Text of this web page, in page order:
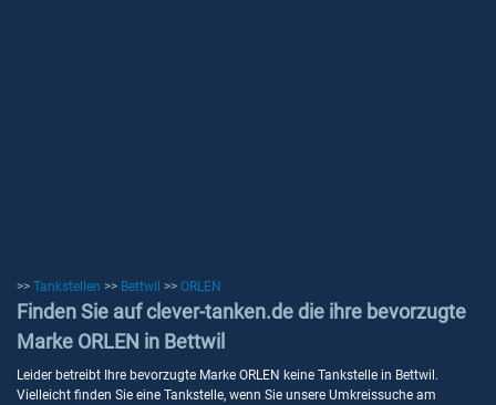
>> Tankstellen >> Bettwil >> ORLEN
Finden Sie auf clever-tanken.de die ihre bevorzugte
Marke ORLEN in Bettwil
Leider betreibt Ihre bevorzugte Marke ORLEN keine Tankstelle in Bettwil.
Vielleicht finden Sie eine Tankstelle, wenn Sie unsere Umkreissuche am